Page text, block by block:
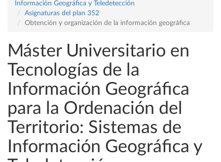
Información Geográfica y Teledetección
Asignaturas del plan 352
Obtención y organización de la información geográfica
Máster Universitario en
Tecnologías de la
Información Geográfica
para la Ordenación del
Territorio: Sistemas de
Información Geográfica y